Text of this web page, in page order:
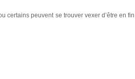
certains peuvent se trouver vexer d’être en fin